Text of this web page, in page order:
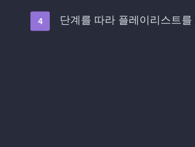
단계를 따라 플레이리스트를